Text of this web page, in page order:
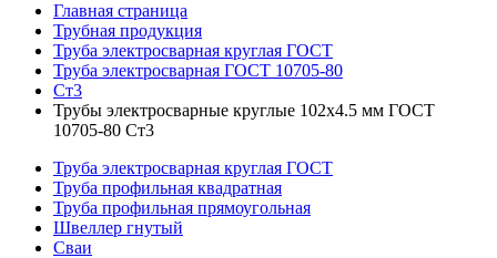
Главная страница
Трубная продукция
Труба электросварная круглая ГОСТ
Труба электросварная ГОСТ 10705-80
Ст3
Трубы электросварные круглые 102x4.5 мм ГОСТ
10705-80 Ст3
Труба электросварная круглая ГОСТ
Труба профильная квадратная
Труба профильная прямоугольная
Швеллер гнутый
Сваи